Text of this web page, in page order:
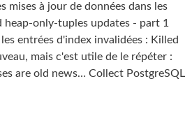
mises à jour de données dans les
heap-only-tuples updates - part 1
entrées d'index invalidées : Killed
mais c'est utile de le répéter :
are old news… Collect PostgreSQL